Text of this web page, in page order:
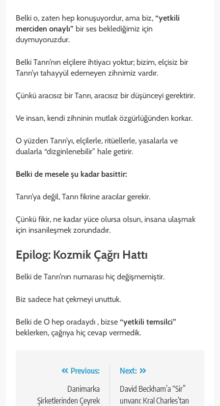
Belki o, zaten hep konuşuyordur, ama biz, “yetkili
merciden onaylı” bir ses beklediğimiz için
duymuyoruzdur.
Belki Tanrı’nın elçilere ihtiyacı yoktur; bizim, elçisiz bir
Tanrı’yı tahayyül edemeyen zihnimiz vardır.
Çünkü aracısız bir Tanrı, aracısız bir düşünceyi gerektirir.
Ve insan, kendi zihninin mutlak özgürlüğünden korkar.
O yüzden Tanrı’yı, elçilerle, ritüellerle, yasalarla ve
dualarla “dizginlenebilir” hale getirir.
Belki de mesele şu kadar basittir:
Tanrı’ya değil, Tanrı fikrine aracılar gerekir.
Çünkü fikir, ne kadar yüce olursa olsun, insana ulaşmak
için insanileşmek zorundadır.
Epilog: Kozmik Çağrı Hattı
Belki de Tanrı’nın numarası hiç değişmemiştir.
Biz sadece hat çekmeyi unuttuk.
Belki de O hep oradaydı , bizse “yetkili temsilci”
beklerken, çağrıya hiç cevap vermedik.
gezinmesi
Previous:
Danimarka
Şirketlerinden Çeyrek
Next:
David Beckham’a “Sir”
unvanı: Kral Charles’tan